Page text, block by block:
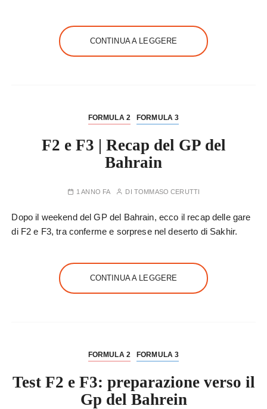
CONTINUA A LEGGERE
FORMULA 2 FORMULA 3
F2 e F3 | Recap del GP del
Bahrain
1 ANNO FA DI TOMMASO CERUTTI
Dopo il weekend del GP del Bahrain, ecco il recap delle gare
di F2 e F3, tra conferme e sorprese nel deserto di Sakhir.
CONTINUA A LEGGERE
FORMULA 2 FORMULA 3
Test F2 e F3: preparazione verso il
Gp del Bahrein